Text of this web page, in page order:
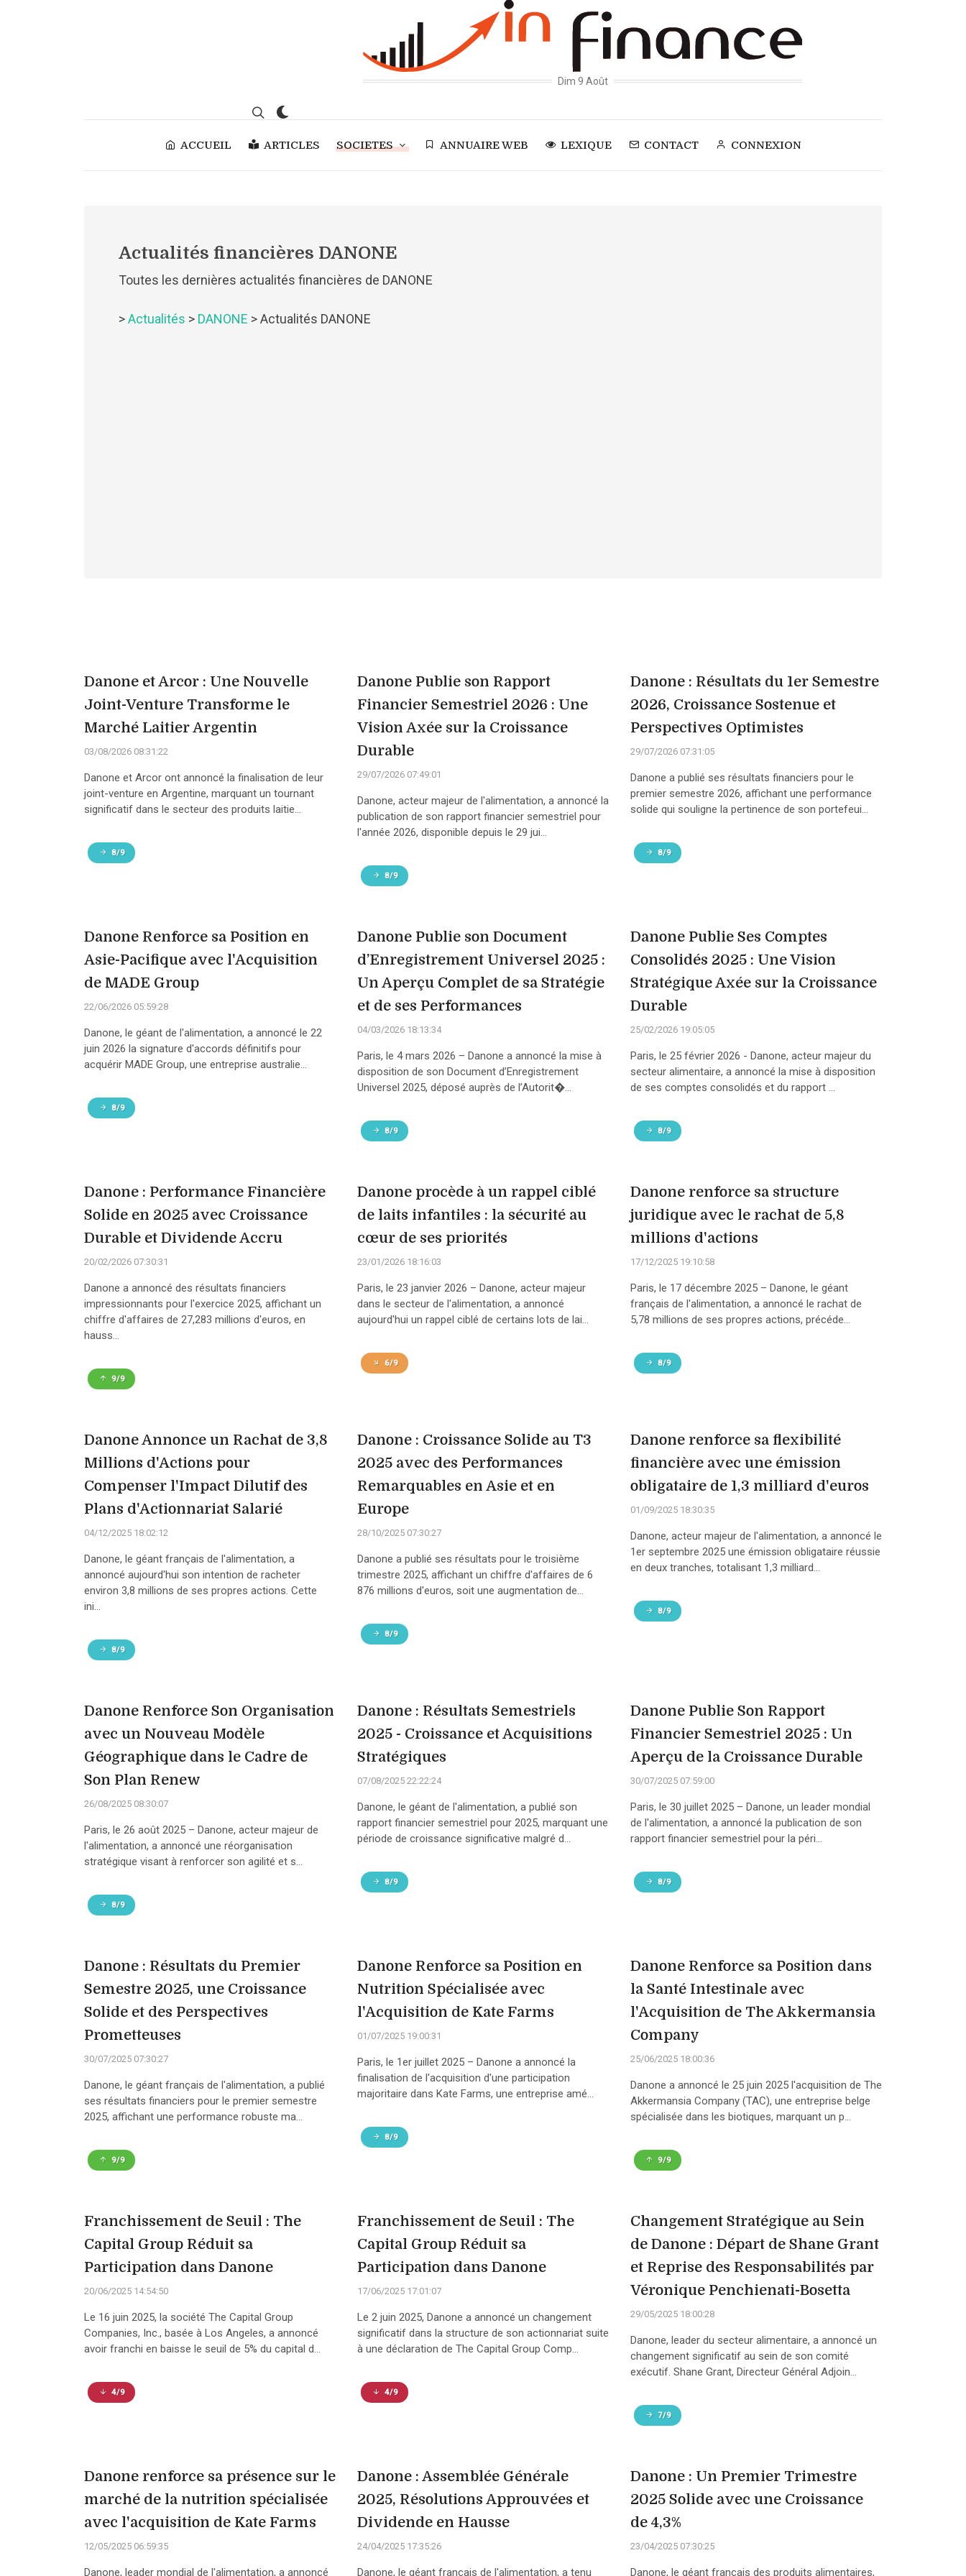
Dim 9 Août
ACCUEIL ARTICLES SOCIETES ANNUAIRE WEB LEXIQUE CONTACT CONNEXION
Actualités financières DANONE
Toutes les dernières actualités financières de DANONE
>Actualités > DANONE > Actualités DANONE
Danone et Arcor : Une Nouvelle
Joint-Venture Transforme le
Marché Laitier Argentin
03/08/2026 08:31:22
Danone et Arcor ont annoncé la finalisation de leur
joint-venture en Argentine, marquant un tournant
significatif dans le secteur des produits laitie...
8/9
Danone Publie son Rapport
Financier Semestriel 2026 : Une
Vision Axée sur la Croissance
Durable
29/07/2026 07:49:01
Danone, acteur majeur de l'alimentation, a annoncé la
publication de son rapport financier semestriel pour
l'année 2026, disponible depuis le 29 jui...
8/9
Danone : Résultats du 1er Semestre
2026, Croissance Sostenue et
Perspectives Optimistes
29/07/2026 07:31:05
Danone a publié ses résultats financiers pour le
premier semestre 2026, affichant une performance
solide qui souligne la pertinence de son portefeui...
8/9
Danone Renforce sa Position en
Asie-Pacifique avec l'Acquisition
de MADE Group
22/06/2026 05:59:28
Danone, le géant de l'alimentation, a annoncé le 22
juin 2026 la signature d'accords définitifs pour
acquérir MADE Group, une entreprise australie...
8/9
Danone Publie son Document
d’Enregistrement Universel 2025 :
Un Aperçu Complet de sa Stratégie
et de ses Performances
04/03/2026 18:13:34
Paris, le 4 mars 2026 – Danone a annoncé la mise à
disposition de son Document d’Enregistrement
Universel 2025, déposé auprès de l’Autorit�...
8/9
Danone Publie Ses Comptes
Consolidés 2025 : Une Vision
Stratégique Axée sur la Croissance
Durable
25/02/2026 19:05:05
Paris, le 25 février 2026 - Danone, acteur majeur du
secteur alimentaire, a annoncé la mise à disposition
de ses comptes consolidés et du rapport ...
8/9
Danone : Performance Financière
Solide en 2025 avec Croissance
Durable et Dividende Accru
20/02/2026 07:30:31
Danone a annoncé des résultats financiers
impressionnants pour l'exercice 2025, affichant un
chiffre d'affaires de 27,283 millions d'euros, en
hauss...
9/9
Danone procède à un rappel ciblé
de laits infantiles : la sécurité au
cœur de ses priorités
23/01/2026 18:16:03
Paris, le 23 janvier 2026 – Danone, acteur majeur
dans le secteur de l'alimentation, a annoncé
aujourd'hui un rappel ciblé de certains lots de lai...
6/9
Danone renforce sa structure
juridique avec le rachat de 5,8
millions d'actions
17/12/2025 19:10:58
Paris, le 17 décembre 2025 – Danone, le géant
français de l'alimentation, a annoncé le rachat de
5,78 millions de ses propres actions, précéde...
8/9
Danone Annonce un Rachat de 3,8
Millions d'Actions pour
Compenser l'Impact Dilutif des
Plans d'Actionnariat Salarié
04/12/2025 18:02:12
Danone, le géant français de l'alimentation, a
annoncé aujourd'hui son intention de racheter
environ 3,8 millions de ses propres actions. Cette
ini...
8/9
Danone : Croissance Solide au T3
2025 avec des Performances
Remarquables en Asie et en
Europe
28/10/2025 07:30:27
Danone a publié ses résultats pour le troisième
trimestre 2025, affichant un chiffre d'affaires de 6
876 millions d'euros, soit une augmentation de...
8/9
Danone renforce sa flexibilité
financière avec une émission
obligataire de 1,3 milliard d'euros
01/09/2025 18:30:35
Danone, acteur majeur de l'alimentation, a annoncé le
1er septembre 2025 une émission obligataire réussie
en deux tranches, totalisant 1,3 milliard...
8/9
Danone Renforce Son Organisation
avec un Nouveau Modèle
Géographique dans le Cadre de
Son Plan Renew
26/08/2025 08:30:07
Paris, le 26 août 2025 – Danone, acteur majeur de
l'alimentation, a annoncé une réorganisation
stratégique visant à renforcer son agilité et s...
8/9
Danone : Résultats Semestriels
2025 - Croissance et Acquisitions
Stratégiques
07/08/2025 22:22:24
Danone, le géant de l'alimentation, a publié son
rapport financier semestriel pour 2025, marquant une
période de croissance significative malgré d...
8/9
Danone Publie Son Rapport
Financier Semestriel 2025 : Un
Aperçu de la Croissance Durable
30/07/2025 07:59:00
Paris, le 30 juillet 2025 – Danone, un leader mondial
de l'alimentation, a annoncé la publication de son
rapport financier semestriel pour la péri...
8/9
Danone : Résultats du Premier
Semestre 2025, une Croissance
Solide et des Perspectives
Prometteuses
30/07/2025 07:30:27
Danone, le géant français de l'alimentation, a publié
ses résultats financiers pour le premier semestre
2025, affichant une performance robuste ma...
9/9
Danone Renforce sa Position en
Nutrition Spécialisée avec
l'Acquisition de Kate Farms
01/07/2025 19:00:31
Paris, le 1er juillet 2025 – Danone a annoncé la
finalisation de l'acquisition d'une participation
majoritaire dans Kate Farms, une entreprise amé...
8/9
Danone Renforce sa Position dans
la Santé Intestinale avec
l'Acquisition de The Akkermansia
Company
25/06/2025 18:00:36
Danone a annoncé le 25 juin 2025 l'acquisition de The
Akkermansia Company (TAC), une entreprise belge
spécialisée dans les biotiques, marquant un p...
9/9
Franchissement de Seuil : The
Capital Group Réduit sa
Participation dans Danone
20/06/2025 14:54:50
Le 16 juin 2025, la société The Capital Group
Companies, Inc., basée à Los Angeles, a annoncé
avoir franchi en baisse le seuil de 5% du capital d...
4/9
Franchissement de Seuil : The
Capital Group Réduit sa
Participation dans Danone
17/06/2025 17:01:07
Le 2 juin 2025, Danone a annoncé un changement
significatif dans la structure de son actionnariat suite
à une déclaration de The Capital Group Comp...
4/9
Changement Stratégique au Sein
de Danone : Départ de Shane Grant
et Reprise des Responsabilités par
Véronique Penchienati-Bosetta
29/05/2025 18:00:28
Danone, leader du secteur alimentaire, a annoncé un
changement significatif au sein de son comité
exécutif. Shane Grant, Directeur Général Adjoin...
7/9
Danone renforce sa présence sur le
marché de la nutrition spécialisée
avec l'acquisition de Kate Farms
12/05/2025 06:59:35
Danone, leader mondial de l'alimentation, a annoncé
Danone : Assemblée Générale
2025, Résolutions Approuvées et
Dividende en Hausse
24/04/2025 17:35:26
Danone, le géant français de l'alimentation, a tenu
Danone : Un Premier Trimestre
2025 Solide avec une Croissance
de 4,3%
23/04/2025 07:30:25
Danone, le géant français des produits alimentaires,